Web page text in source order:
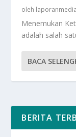
oleh laporanmedia
Menemukan
adalah salah
BACA
BERITA